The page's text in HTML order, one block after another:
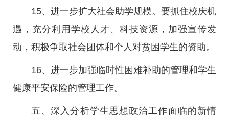
15、进一步扩大社会助学规模。要抓住校庆机
遇，充分利用学校人才、科技资源，加强宣传发
动，积极争取社会团体和个人对贫困学生的资助。
16、进一步加强临时性困难补助的管理和学生
健康平安保险的管理工作。
五、深入分析学生思想政治工作面临的新情